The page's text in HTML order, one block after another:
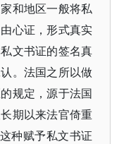
和地区一般将私
心证，形式真实
文书证的签名真
。法国之所以做
规定，源于法国
期以来法官倚重
种赋予私文书证